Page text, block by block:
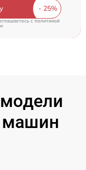
c политикой
машин